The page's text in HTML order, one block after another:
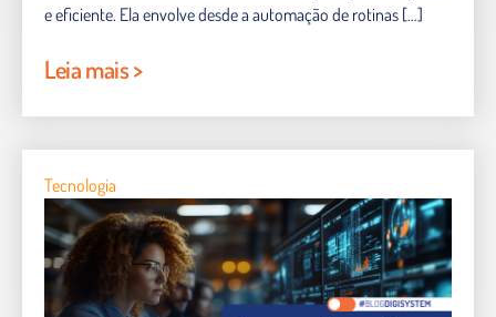
e eficiente. Ela envolve desde a automação de rotinas […]
Leia mais >
Tecnologia